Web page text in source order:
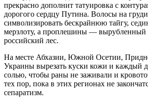
прекрасно дополнит татуировка с
дорогого сердцу Путина. Волосы на
символизировать бескрайнюю тайгу,
мерзлоту, а проплешины — вырубленный
российский лес.
На месте Абхазии, Южной Осетии,
Украины вырезать куски кожи и каждый
солью, чтобы раны не заживали и
тех пор, пока в этих регионах не
сепаратизм.